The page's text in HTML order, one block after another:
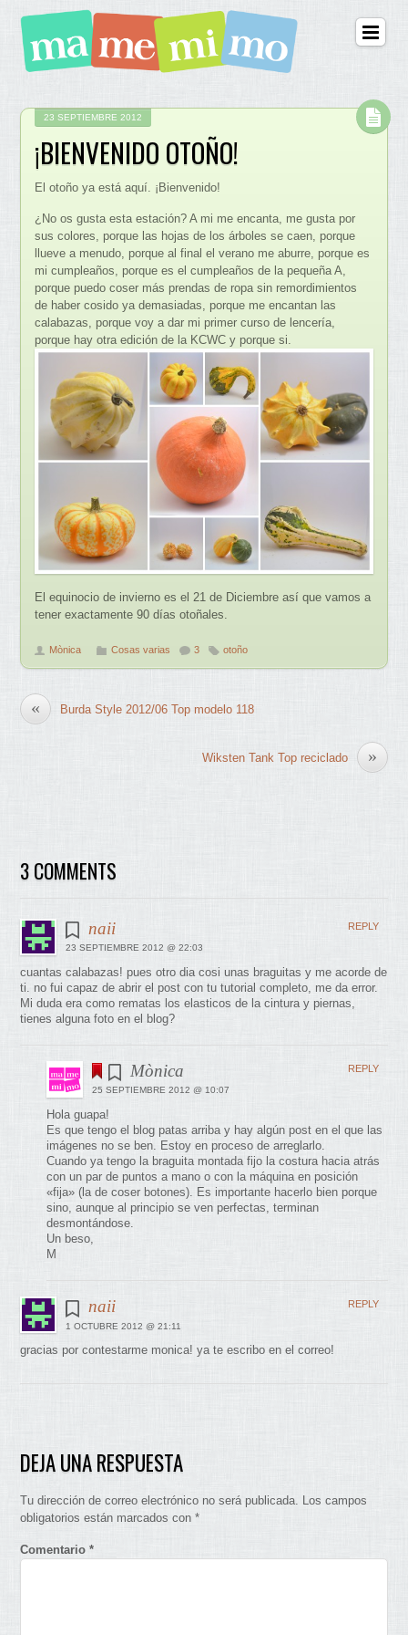
23 SEPTIEMBRE 2012
¡BIENVENIDO OTOÑO!
El otoño ya está aquí. ¡Bienvenido!
¿No os gusta esta estación? A mi me encanta, me gusta por
sus colores, porque las hojas de los árboles se caen, porque
llueve a menudo, porque al final el verano me aburre, porque es
mi cumpleaños, porque es el cumpleaños de la pequeña A,
porque puedo coser más prendas de ropa sin remordimientos
de haber cosido ya demasiadas, porque me encantan las
calabazas, porque voy a dar mi primer curso de lencería,
porque hay otra edición de la KCWC y porque si.
El equinocio de invierno es el 21 de Diciembre así que vamos a
tener exactamente 90 días otoñales.
Mònica Cosas varias 3 otoño
« Burda Style 2012/06 Top modelo 118
»
Wiksten Tank Top reciclado
3 COMMENTS
naii
23 SEPTIEMBRE 2012 @ 22:03
cuantas calabazas! pues otro dia cosi unas braguitas y me acorde de
ti. no fui capaz de abrir el post con tu tutorial completo, me da error.
Mi duda era como rematas los elasticos de la cintura y piernas,
tienes alguna foto en el blog?
REPLY
Mònica
25 SEPTIEMBRE 2012 @ 10:07
Hola guapa!
Es que tengo el blog patas arriba y hay algún post en el que las
imágenes no se ben. Estoy en proceso de arreglarlo.
Cuando ya tengo la braguita montada fijo la costura hacia atrás
con un par de puntos a mano o con la máquina en posición
«fija» (la de coser botones). Es importante hacerlo bien porque
sino, aunque al principio se ven perfectas, terminan
desmontándose.
Un beso,
M
REPLY
naii
1 OCTUBRE 2012 @ 21:11
gracias por contestarme monica! ya te escribo en el correo!
REPLY
DEJA UNA RESPUESTA
Tu dirección de correo electrónico no será publicada. Los campos
obligatorios están marcados con*
Comentario*